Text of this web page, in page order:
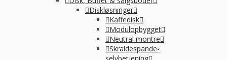
Diskløsninger
Kaffedisk
Modulopbygget
Neutral montre
Skraldespande-